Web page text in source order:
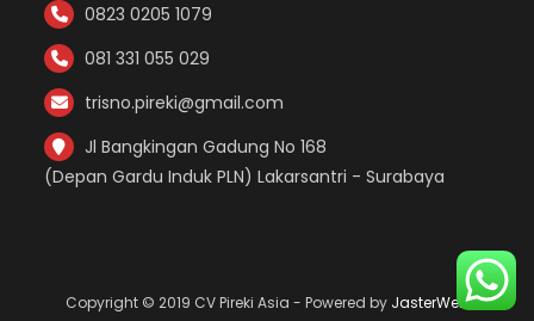
0823 0205 1079
081 331 055 029
trisno.pireki@gmail.com
Jl Bangkingan Gadung No 168
(Depan Gardu Induk PLN) Lakarsantri - Surabaya
Copyright © 2019 CV Pireki Asia - Powered by JasterWeb